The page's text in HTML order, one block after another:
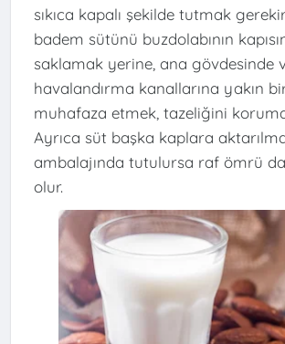
sıkıca kapalı şekilde tutmak
badem sütünü buzdolabının
saklamak yerine, ana gövdesinde
havalandırma kanallarına yakın
muhafaza etmek, tazeliğini
Ayrıca süt başka kaplara
ambalajında tutulursa raf ömrü
olur.